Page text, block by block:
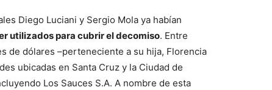
Diego Luciani y Sergio Mola ya habían
utilizados para cubrir el decomiso. Entre
de dólares –perteneciente a su hija, Florencia
ubicadas en Santa Cruz y la Ciudad de
Los Sauces S.A. A nombre de esta